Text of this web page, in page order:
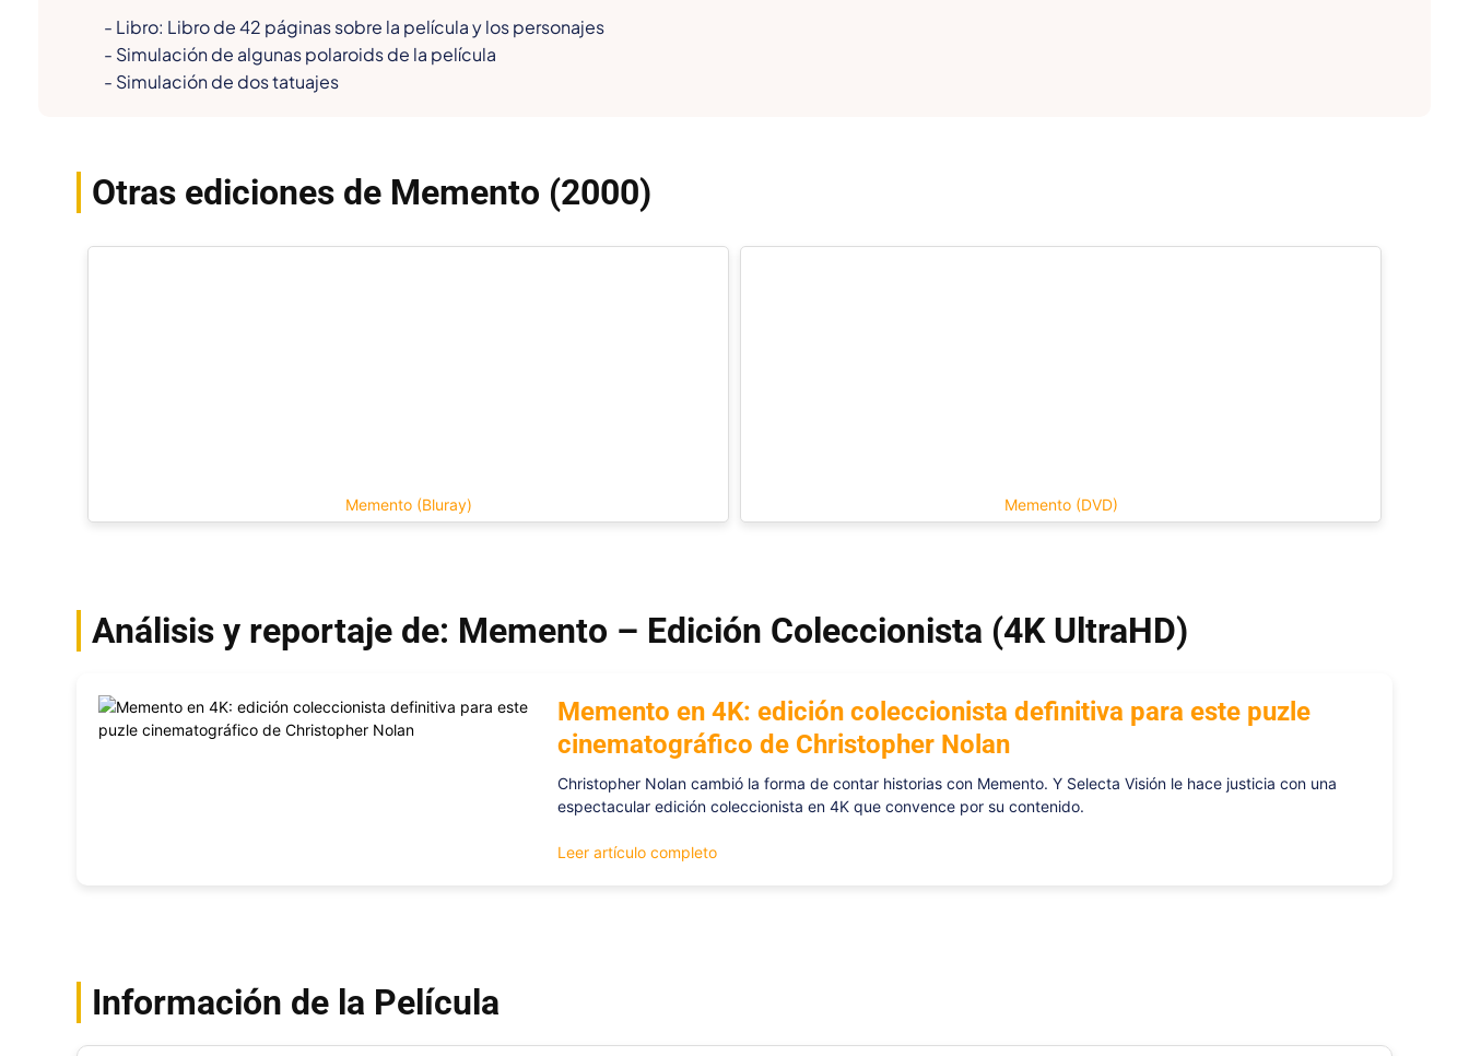
- Libro: Libro de 42 páginas sobre la película y los personajes
- Simulación de algunas polaroids de la película
- Simulación de dos tatuajes
Otras ediciones de Memento (2000)
Memento (Bluray) Memento (DVD)
Análisis y reportaje de: Memento – Edición Coleccionista (4K UltraHD)
Memento en 4K: edición coleccionista definitiva para este puzle
cinematográfico de Christopher Nolan
Christopher Nolan cambió la forma de contar historias con Memento. Y Selecta Visión le hace justicia con una
espectacular edición coleccionista en 4K que convence por su contenido.
Leer artículo completo
Información de la Película